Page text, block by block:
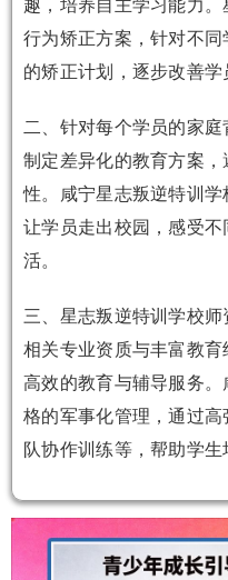
趣，培养自主学习能力
行为矫正方案，针对不
的矫正计划，逐步改善学
二、针对每个学员的家庭
制定差异化的教育方案
性。咸宁星志叛逆特训学
让学员走出校园，感受
活。
三、星志叛逆特训学校
相关专业资质与丰富教育
高效的教育与辅导服务
格的军事化管理，通过
队协作训练等，帮助学生